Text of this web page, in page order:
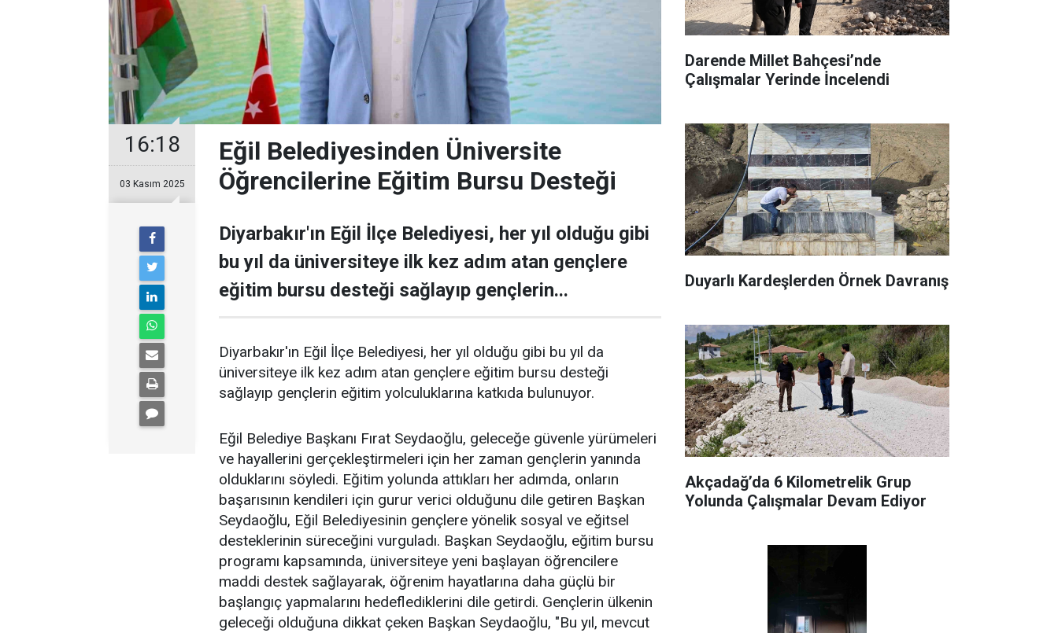
16:18
03 Kasım 2025
Eğil Belediyesinden Üniversite
Öğrencilerine Eğitim Bursu Desteği
Diyarbakır'ın Eğil İlçe Belediyesi, her yıl olduğu gibi
bu yıl da üniversiteye ilk kez adım atan gençlere
eğitim bursu desteği sağlayıp gençlerin...
Diyarbakır'ın Eğil İlçe Belediyesi, her yıl olduğu gibi bu yıl da
üniversiteye ilk kez adım atan gençlere eğitim bursu desteği
sağlayıp gençlerin eğitim yolculuklarına katkıda bulunuyor.
Eğil Belediye Başkanı Fırat Seydaoğlu, geleceğe güvenle yürümeleri
ve hayallerini gerçekleştirmeleri için her zaman gençlerin yanında
olduklarını söyledi. Eğitim yolunda attıkları her adımda, onların
başarısının kendileri için gurur verici olduğunu dile getiren Başkan
Seydaoğlu, Eğil Belediyesinin gençlere yönelik sosyal ve eğitsel
desteklerinin süreceğini vurguladı. Başkan Seydaoğlu, eğitim bursu
programı kapsamında, üniversiteye yeni başlayan öğrencilere
maddi destek sağlayarak, öğrenim hayatlarına daha güçlü bir
başlangıç yapmalarını hedeflediklerini dile getirdi. Gençlerin ülkenin
geleceği olduğuna dikkat çeken Başkan Seydaoğlu, "Bu yıl, mevcut
Darende Millet Bahçesi’nde
Çalışmalar Yerinde İncelendi
Duyarlı Kardeşlerden Örnek Davranış
Akçadağ’da 6 Kilometrelik Grup
Yolunda Çalışmalar Devam Ediyor